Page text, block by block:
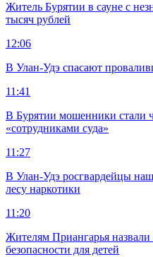
Житель Бурятии в сауне с
тысяч рублей
12:06
В Улан-Удэ спасают
11:41
В Бурятии мошенники стали
«сотрудниками суда»
11:27
В Улан-Удэ росгвардейцы
лесу наркотики
11:20
Жителям Приангарья
безопасности для детей